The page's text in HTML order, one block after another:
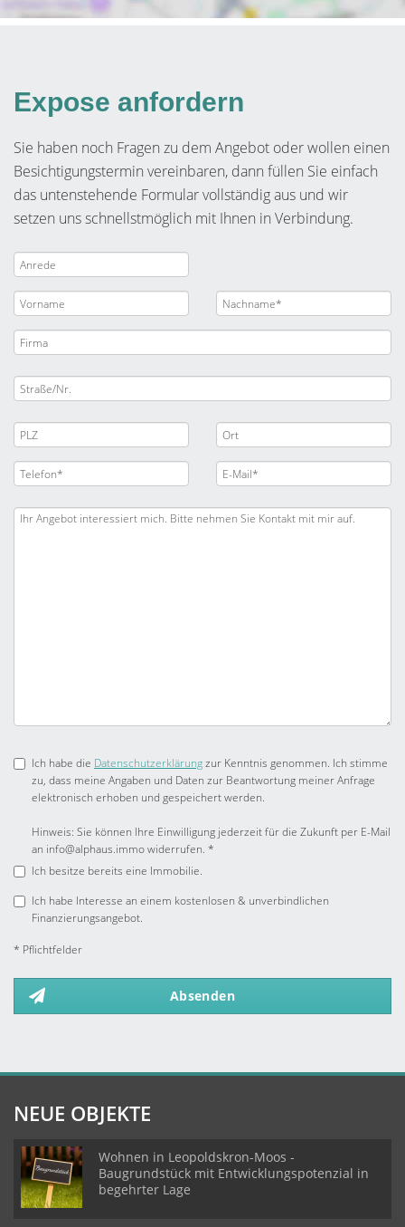
Expose anfordern
Sie haben noch Fragen zu dem Angebot oder wollen einen
Besichtigungstermin vereinbaren, dann füllen Sie einfach
das untenstehende Formular vollständig aus und wir
setzen uns schnellstmöglich mit Ihnen in Verbindung.
Ich habe die Datenschutzerklärungzur Kenntnis genommen. Ich stimme
zu, dass meine Angaben und Daten zur Beantwortung meiner Anfrage
elektronisch erhoben und gespeichert werden.
Hinweis: Sie können Ihre Einwilligung jederzeit für die Zukunft per E-Mail
an info@alphaus.immo widerrufen. *
Ich besitze bereits eine Immobilie.
Ich habe Interesse an einem kostenlosen & unverbindlichen
Finanzierungsangebot.
* Pflichtfelder
Absenden
NEUE OBJEKTE
Wohnen in Leopoldskron-Moos -
Baugrundstück mit Entwicklungspotenzial in
begehrter Lage